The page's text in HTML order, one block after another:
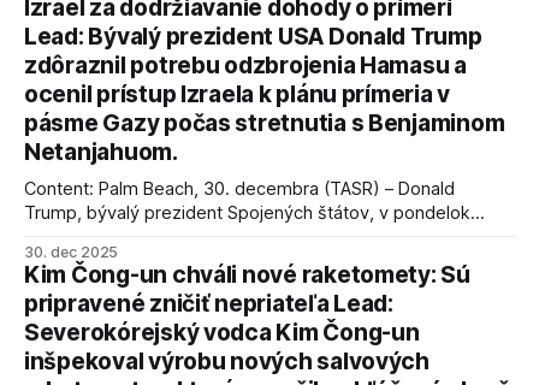
Izrael za dodržiavanie dohody o prímerí
Lead: Bývalý prezident USA Donald Trump
zdôraznil potrebu odzbrojenia Hamasu a
ocenil prístup Izraela k plánu prímeria v
pásme Gazy počas stretnutia s Benjaminom
Netanjahuom.
Content: Palm Beach, 30. decembra (TASR) – Donald
Trump, bývalý prezident Spojených štátov, v pondelok
kľúčové pre úspešné dosiahnutie prímeria v Gaze. Agentúra
AFP informuje, že Trump vyjadril presvedčenie, že Izrael plní
podmienky dohody o prí
30. dec 2025
Kim Čong-un chváli nové raketomety: Sú
pripravené zničiť nepriateľa Lead:
Severokórejský vodca Kim Čong-un
inšpekoval výrobu nových salvových